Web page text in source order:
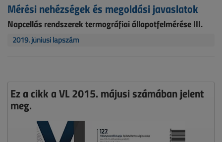
Mérési nehézségek és megoldási javaslatok
Napcellás rendszerek termográfiai állapotfelmérése III.
2019. júniusi lapszám
Ez a cikk a VL 2015. májusi számában jelent
meg.